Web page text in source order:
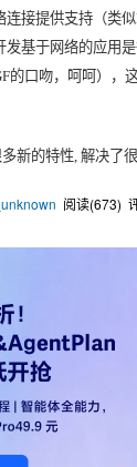
连接提供支持（类似
基于网络的应用
的口吻，呵呵），
新的特性 解决了
阅读(673)